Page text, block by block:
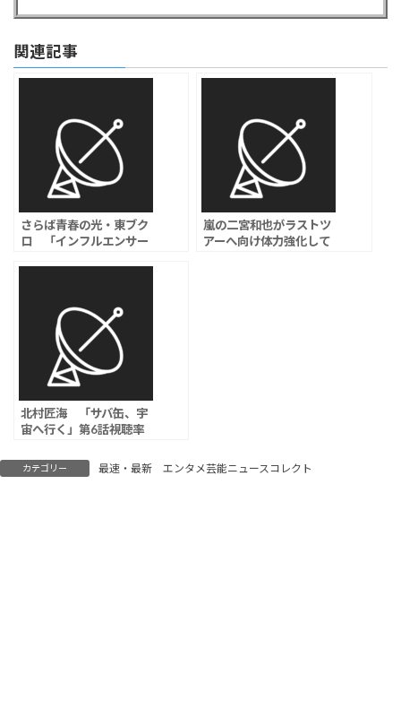
関連記事
さらば青春の光・東ブク
ロ 「インフルエンサー
嵐の二宮和也がラストツ
アーへ向け体力強化して
北村匠海 「サバ缶、宇
宙へ行く」第6話視聴率
カテゴリー 最速・最新 エンタメ芸能ニュースコレクト